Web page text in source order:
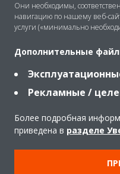
Передбачене
Примітка про файли cookie
Они необходимы,
навигацию по нашему веб-
услуги («минимально
Дополнительные
Рекламные /
Более подробная
приведена в разделе